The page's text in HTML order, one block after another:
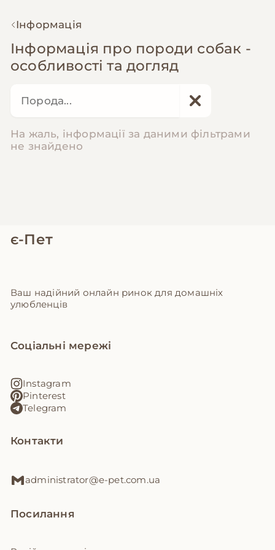
Інформація
Інформація про породи собак -
особливості та догляд
На жаль, інформації за даними фільтрами
не знайдено
є-Пет
Ваш надійний онлайн ринок для домашніх
улюбленців
Соціальні мережі
Instagram
Pinterest
Telegram
Контакти
administrator@e-pet.com.ua
Посилання